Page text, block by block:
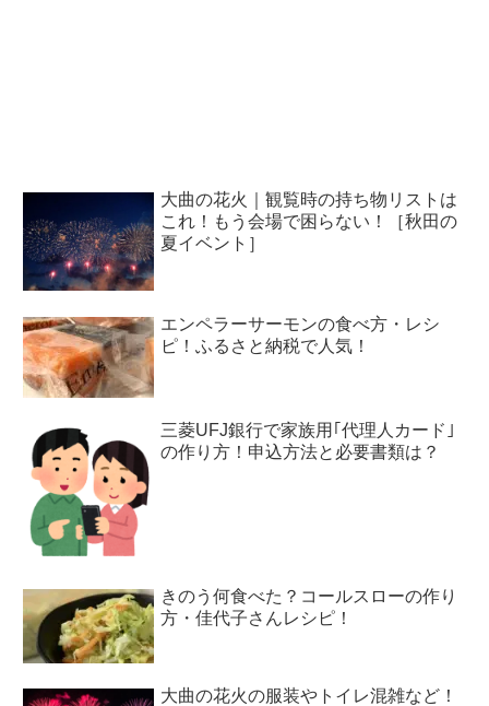
大曲の花火｜観覧時の持ち物リストは
これ！もう会場で困らない！［秋田の
夏イベント］
エンペラーサーモンの食べ方・レシ
ピ！ふるさと納税で人気！
三菱UFJ銀行で家族用｢代理人カード｣
の作り方！申込方法と必要書類は？
きのう何食べた？コールスローの作り
方・佳代子さんレシピ！
大曲の花火の服装やトイレ混雑など！